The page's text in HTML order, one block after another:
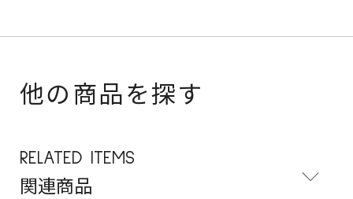
他の商品を探す
RELATED ITEMS
関連商品